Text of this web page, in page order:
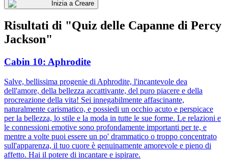
Inizia a Creare
Risultati di "Quiz delle Capanne di Percy
Jackson"
Cabin 10: Aphrodite
Salve, bellissima progenie di Aphrodite, l'incantevole dea
dell'amore, della bellezza accattivante, del puro piacere e della
procreazione della vita! Sei innegabilmente affascinante,
naturalmente carismatico, e possiedi un occhio acuto e perspicace
per la bellezza, lo stile e la moda in tutte le sue forme. Le relazioni e
le connessioni emotive sono profondamente importanti per te, e
mentre a volte puoi essere un po' drammatico o troppo concentrato
sull'apparenza, il tuo cuore è genuinamente amorevole e pieno di
affetto. Hai il potere di incantare e ispirare.